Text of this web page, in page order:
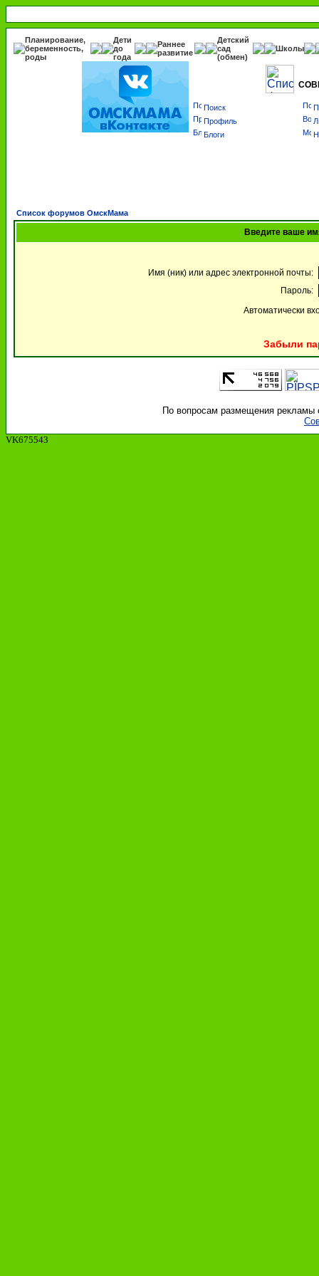
Планирование,
беременность,
роды
Дети
до
года
Раннее
развитие
Детский
сад
(обмен)
Школы
Поиск
Профиль
Блоги
Список форумов ОмскМама
Введите ваше
Имя (ник) или адрес электронной почты:
Пароль:
Автоматически
Забыли
По вопросам размещения рекламы
VK675543